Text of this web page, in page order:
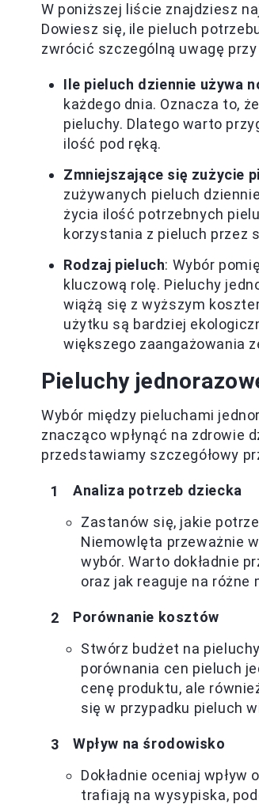
W poniższej liście znajdziesz
Dowiesz się, ile pieluch
zwrócić szczególną uwagę
Ile pieluch dziennie używa
każdego dnia. Oznacza to,
pieluchy. Dlatego warto
ilość pod ręką.
Zmniejszające się zużycie
zużywanych pieluch
życia ilość potrzebnych
korzystania z pieluch przez
Rodzaj pieluch: Wybór
kluczową rolę. Pieluchy
wiążą się z wyższym
użytku są bardziej
większego zaangażowania
Pieluchy
Wybór między pieluchami
znacząco wpłynąć na zdrowie
przedstawiamy szczegółowy
Analiza potrzeb dziecka
Zastanów się, jakie
Niemowlęta przeważnie
wybór. Warto dokładnie
oraz jak reaguje na różne
Porównanie kosztów
Stwórz budżet na
porównania cen pieluch
cenę produktu, ale
się w przypadku pieluch
Wpływ na środowisko
Dokładnie oceniaj
trafiają na wysypiska,